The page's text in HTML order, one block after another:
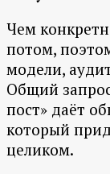
Чем
потом,
модели,
Общий
пост» даёт
который
целиком.